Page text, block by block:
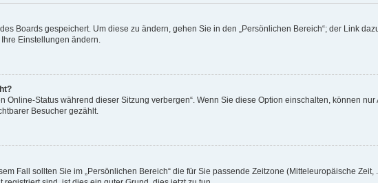
Boards gespeichert. Um diese zu ändern, gehen Sie in den „Persönlichen Bereich“; der Link
Einstellungen ändern.
Status während dieser Sitzung verbergen“. Wenn Sie diese Option einschalten, können nur
Besucher gezählt.
Fall sollten Sie im „Persönlichen Bereich“ die für Sie passende Zeitzone (Mitteleuropäische Zeit,